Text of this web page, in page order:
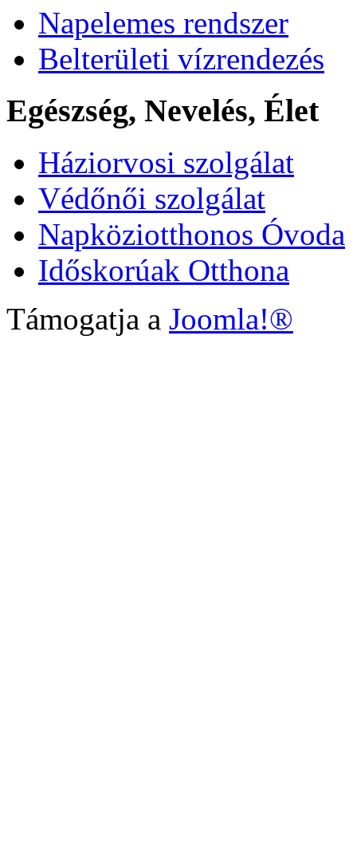
Napelemes rendszer
Belterületi vízrendezés
Egészség, Nevelés, Élet
Háziorvosi szolgálat
Védőnői szolgálat
Napköziotthonos Óvoda
Időskorúak Otthona
Támogatja a Joomla!®